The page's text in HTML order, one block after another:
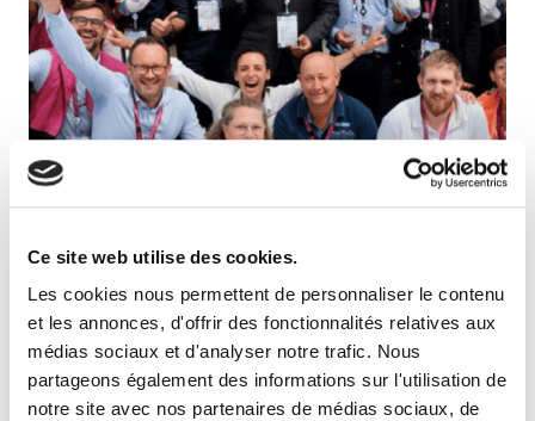
Ce site web utilise des cookies.
Les cookies nous permettent de personnaliser le contenu
et les annonces, d'offrir des fonctionnalités relatives aux
médias sociaux et d'analyser notre trafic. Nous
partageons également des informations sur l'utilisation de
notre site avec nos partenaires de médias sociaux, de
À l’approche de laCoupe du Monde de Rugby
2023et desJO/JOP 2024 , le collectif de la Gare
Aéroport CDG2 TGV s’est réuni pour lecoup
d’envoi du dispositif TOUS EN JEU!